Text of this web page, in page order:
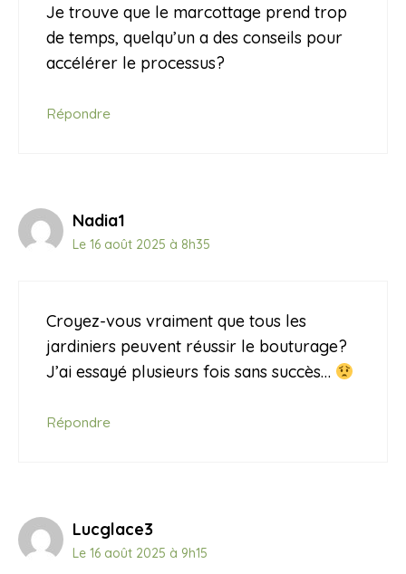
Je trouve que le marcottage prend trop
de temps, quelqu’un a des conseils pour
accélérer le processus?
Répondre
Nadia1
Le 16 août 2025 à 8h35
Croyez-vous vraiment que tous les
jardiniers peuvent réussir le bouturage?
J’ai essayé plusieurs fois sans succès…
Répondre
Lucglace3
Le 16 août 2025 à 9h15